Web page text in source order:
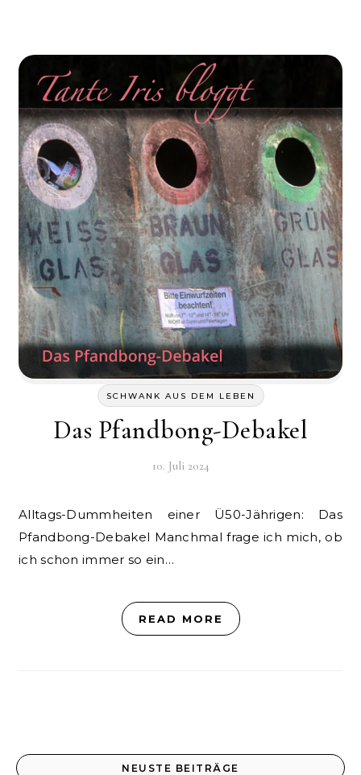
SCHWANK AUS DEM LEBEN
Das Pfandbong-Debakel
10. Juli 2024
Alltags-Dummheiten einer Ü50-Jährigen: Das
Pfandbong-Debakel Manchmal frage ich mich, ob
ich schon immer so ein…
READ MORE
NEUSTE BEITRÄGE